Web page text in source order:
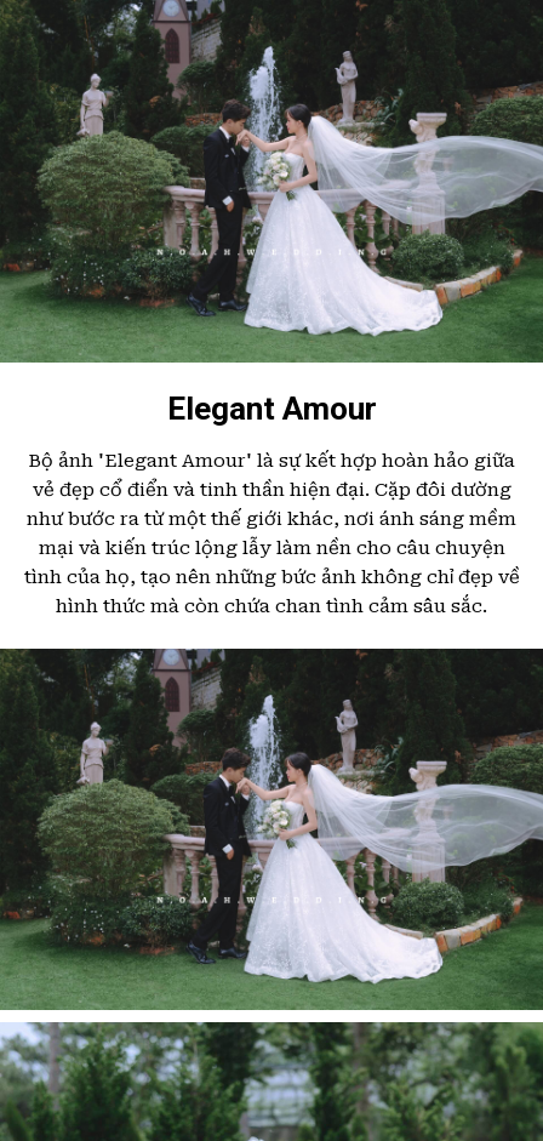
Elegant Amour
Bộ ảnh 'Elegant Amour' là sự kết hợp hoàn hảo giữa
vẻ đẹp cổ điển và tinh thần hiện đại. Cặp đôi dường
như bước ra từ một thế giới khác, nơi ánh sáng mềm
mại và kiến trúc lộng lẫy làm nền cho câu chuyện
tình của họ, tạo nên những bức ảnh không chỉ đẹp về
hình thức mà còn chứa chan tình cảm sâu sắc.